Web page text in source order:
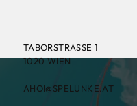
TABORSTRASSE 1
1020 WIEN
AHOI@SPELUNKE.AT